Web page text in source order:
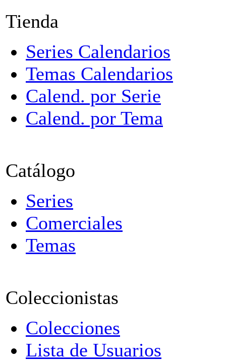
Tienda
Series Calendarios
Temas Calendarios
Calend. por Serie
Calend. por Tema
Catálogo
Series
Comerciales
Temas
Coleccionistas
Colecciones
Lista de Usuarios